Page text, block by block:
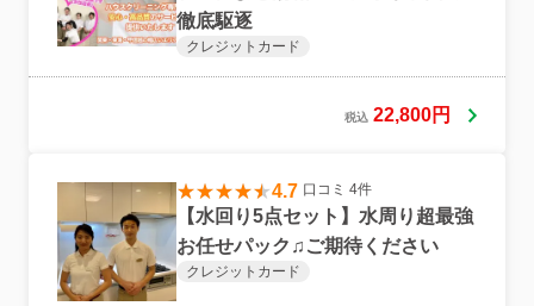
徹底駆逐
クレジットカード
税込 22,800円
4.7 口コミ 4件
【水回り5点セット】水周り超最強
お任せパック♫ご期待ください
クレジットカード